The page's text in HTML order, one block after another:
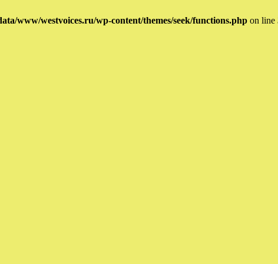
www/westvoices.ru/wp-content/themes/seek/functions.php on line